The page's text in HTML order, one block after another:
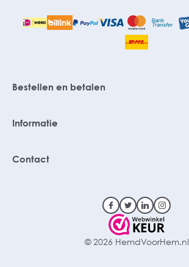
Bestellen en betalen
Informatie
Contact
© 2026 HemdVoorHem.nl